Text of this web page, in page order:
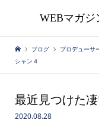
WEBマガジ
ブログ プロデューサ
シャン４
最近見つけた
2020.08.28